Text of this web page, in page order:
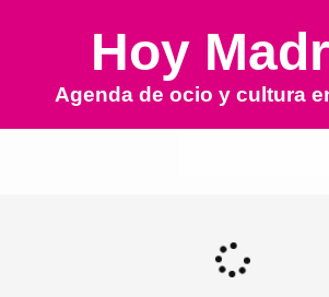
Hoy
Agenda de ocio y cultura